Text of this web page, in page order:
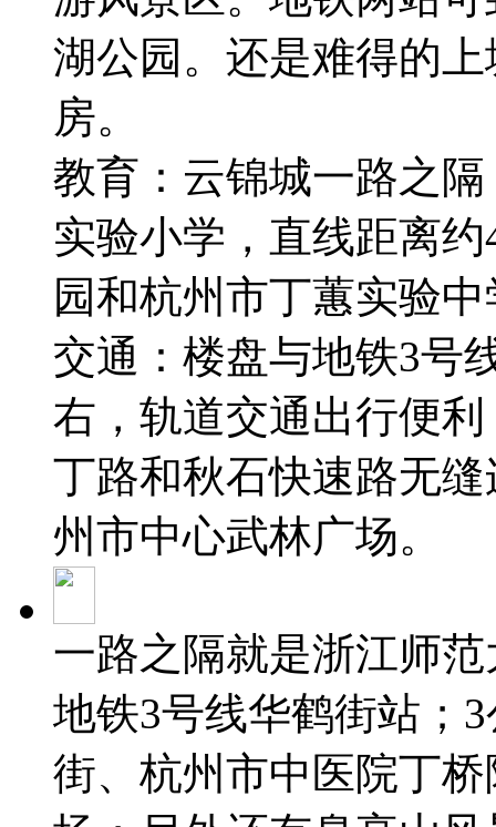
湖公园。还是难得的
房。
教育：云锦城一路之
实验小学，直线距离
园和杭州市丁蕙实验
交通：楼盘与地铁3号
右，轨道交通出行便
丁路和秋石快速路无
州市中心武林广场。
一路之隔就是浙江师
地铁3号线华鹤街站；
街、杭州市中医院丁